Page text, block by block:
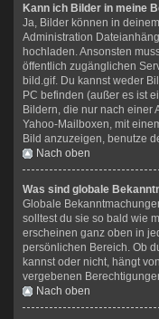
Kann ich Bilder in meine
Ja, Bilder können in
Administration
hochladen. Ansonsten
öffentlich zugänglichen
bild.gif. Du kannst weder
PC befinden (außer es ist
Bildern, die nur nach einer
Yahoo-Mailboxen, mit
Bild anzuzeigen, benutze
Nach oben
Was sind globale
Globale
solltest du sie so bald wie
erscheinen ganz oben in
persönlichen Bereich. Ob
kannst oder nicht, hängt
vergebenen
Nach oben